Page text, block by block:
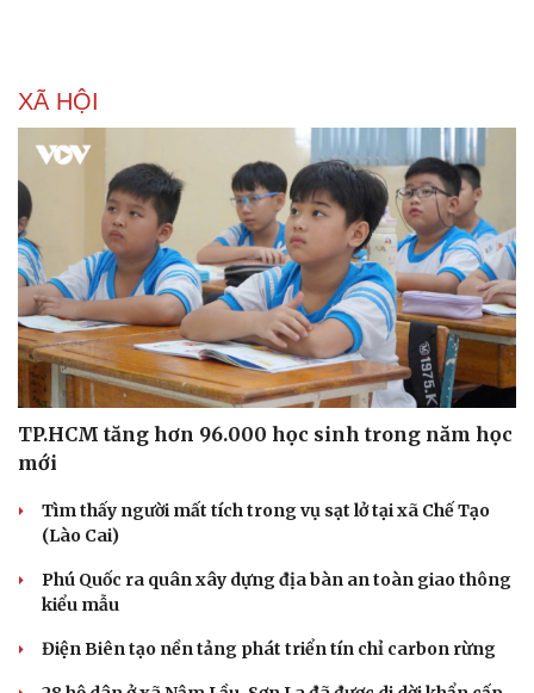
Văn hóa
Sân khấu - Điện ảnh
Văn học
Âm nhạc
Di sản
Giải trí
Nghệ sĩ
Thời trang
Sao Việt
XÃ HỘI
TP.HCM tăng hơn 96.000 học sinh trong năm học
mới
Tìm thấy người mất tích trong vụ sạt lở tại xã Chế Tạo
(Lào Cai)
Phú Quốc ra quân xây dựng địa bàn an toàn giao thông
kiểu mẫu
Điện Biên tạo nền tảng phát triển tín chỉ carbon rừng